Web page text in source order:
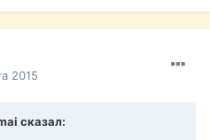
2015
сказал: